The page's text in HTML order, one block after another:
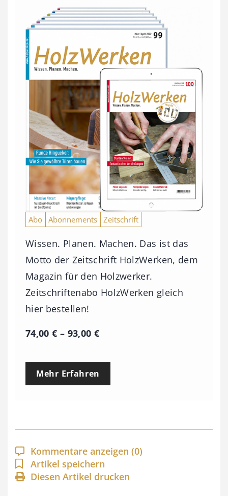
Abo Abonnements Zeitschrift
Wissen. Planen. Machen. Das ist das
Motto der Zeitschrift HolzWerken, dem
Magazin für den Holzwerker.
Zeitschriftenabo HolzWerken gleich
hier bestellen!
74,00€ – 93,00 €P
e
p
a
n
n
Mehr Erfahren
Kommentare anzeigen (0)
Artikel speichern
Diesen Artikel drucken